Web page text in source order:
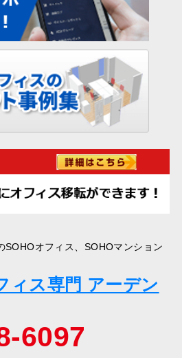
SOHOオフィス、SOHOマンション
ィス専門 アーデン
6097